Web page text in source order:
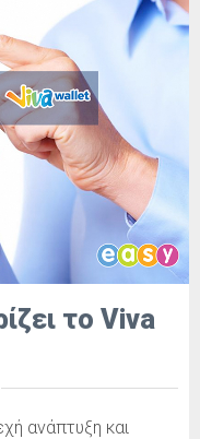
το Viva
ανάπτυξη και